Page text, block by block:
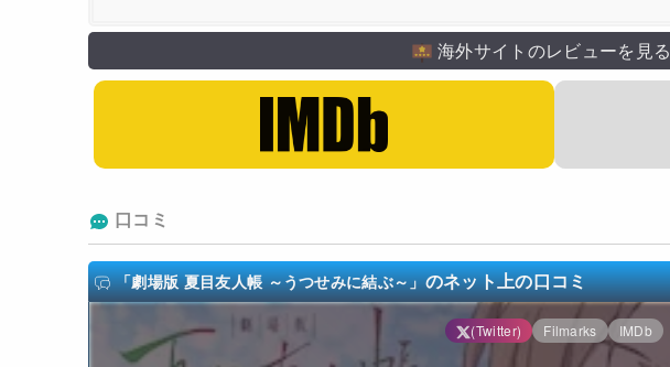
海外サイトのレビューを見る
口コミ
「劇場版 夏目友人帳 ～うつせみに結ぶ～」のネット上の口コミ
(Twitter) Filmarks IMDb